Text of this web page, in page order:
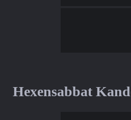
Hexensabbat